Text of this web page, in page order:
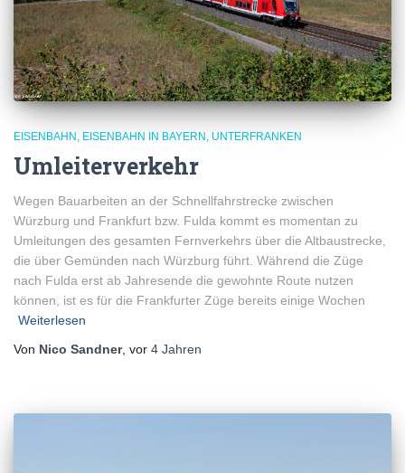
EISENBAHN EISENBAHN IN BAYERN UNTERFRANKEN
Umleiterverkehr
Wegen Bauarbeiten an der Schnellfahrstrecke zwischen
Würzburg und Frankfurt bzw. Fulda kommt es momentan zu
Umleitungen des gesamten Fernverkehrs über die Altbaustrecke,
die über Gemünden nach Würzburg führt. Während die Züge
nach Fulda erst ab Jahresende die gewohnte Route nutzen
können, ist es für die Frankfurter Züge bereits einige Wochen
Weiterlesen
Von Nico Sandner, vor 4 Jahren